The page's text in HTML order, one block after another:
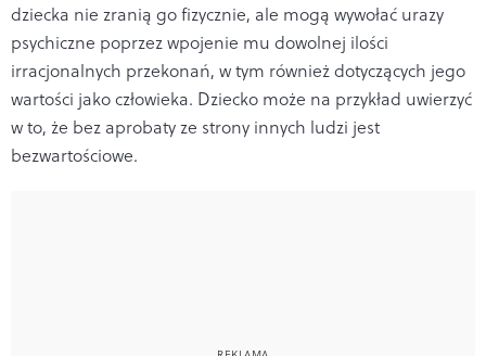
dziecka nie zranią go fizycznie, ale mogą wywołać urazy
psychiczne poprzez wpojenie mu dowolnej ilości
irracjonalnych przekonań, w tym również doty­czących jego
wartości jako człowieka. Dziecko może na przykład uwierzyć
w to, że bez aprobaty ze strony in­nych ludzi jest
bezwartościowe.